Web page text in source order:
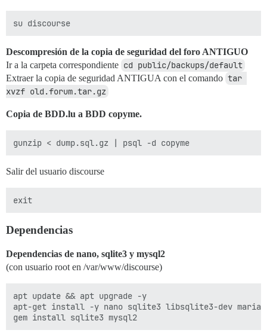
Descompresión de la copia de seguridad del foro ANTIGUO
Ir a la carpeta correspondiente cd public/backups/default
Extraer la copia de seguridad ANTIGUA con el comando tar
xvzf old.forum.tar.gz
Copia de BDD.lu a BDD copyme.
Salir del usuario discourse
Dependencias
Dependencias de nano, sqlite3 y mysql2
(con usuario root en /var/www/discourse)
apt update && apt upgrade -y
apt-get install -y nano sqlite3 libsqlite3-dev